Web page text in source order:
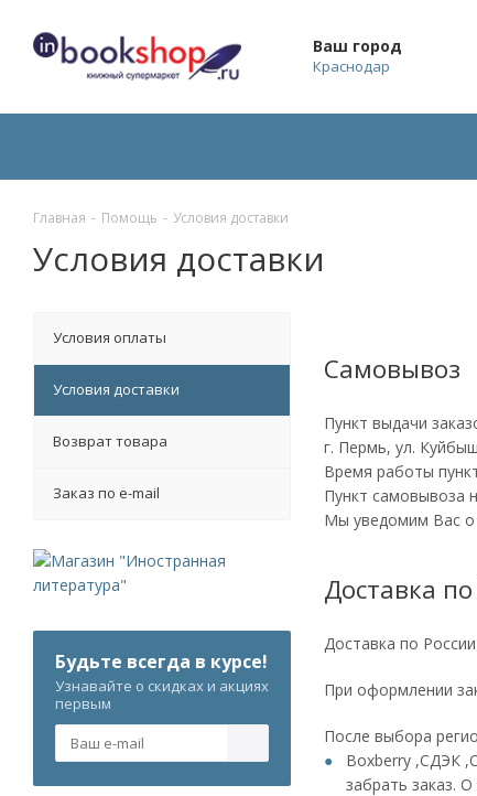
Ваш город
Краснодар
Главная - Помощь - Условия доставки
Условия доставки
Самовывоз
Пункт выдачи
г. Пермь, ул.
Время работы
Пункт самовывоза
Мы уведомим Вас о
Доставка
Доставка по
При оформлении
После выбора
Boxberry ,СДЭК
забрать заказ.
Условия оплаты
Условия доставки
Возврат товара
Заказ по e-mail
Будьте всегда в курсе!
Узнавайте о скидках и акциях
первым